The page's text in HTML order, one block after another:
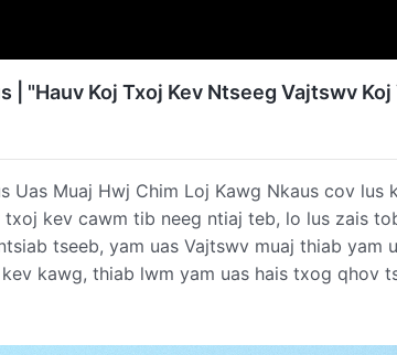
| "Hauv Koj Txoj Kev Ntseeg Vajtswv
Uas Muaj Hwj Chim Loj Kawg Nkaus cov
kev cawm tib neeg ntiaj teb, lo lus zais
tseeb, yam uas Vajtswv muaj thiab
kawg, thiab lwm yam uas hais txog qhov